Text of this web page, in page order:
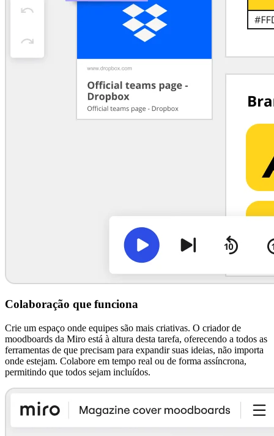
Colaboração que funciona
Crie um espaço onde equipes são mais criativas. O criador de
moodboards da Miro está à altura desta tarefa, oferecendo a todos as
ferramentas de que precisam para expandir suas ideias, não importa
onde estejam. Colabore em tempo real ou de forma assíncrona,
permitindo que todos sejam incluídos.